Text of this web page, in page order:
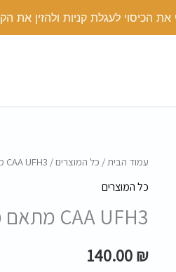
עמוד הבית/ כל המוצרים / CAA UFH3 מתאם מתכוונן לפנס
כל המוצרים
CAA UFH3 מתאם מתכוונן לפנס
140.00₪
כמות
של
UFH3
מתכוונן